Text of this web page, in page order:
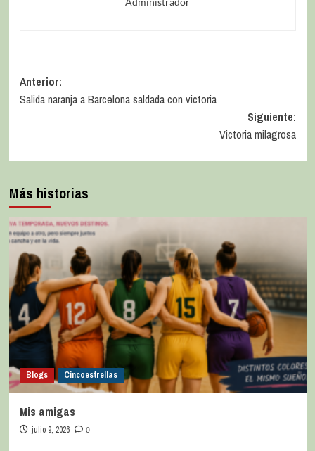
Anterior:
Salida naranja a Barcelona saldada con victoria
Siguiente:
Victoria milagrosa
Más historias
Blogs Cincoestrellas
Mis amigas
julio 9, 2026 0